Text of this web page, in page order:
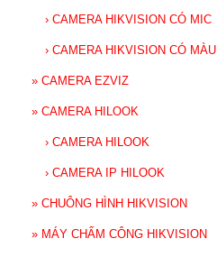
› CAMERA HIKVISION CÓ MIC
› CAMERA HIKVISION CÓ MÀU
» CAMERA EZVIZ
» CAMERA HILOOK
› CAMERA HILOOK
› CAMERA IP HILOOK
» CHUÔNG HÌNH HIKVISION
» MÁY CHẤM CÔNG HIKVISION